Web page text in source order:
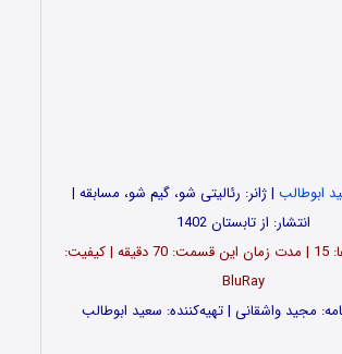
ابوطالب | ژانر: رئالیتی شو، گیم شو، مسابقه |
انتشار: از تابستان 1402
تعداد قسمت‌ها: 15 | مدت زمان این قسمت: 70 دقیقه | کیفیت:
BluRay
مجید واشقانی | تهیه‌کننده: سعید ابوطالب